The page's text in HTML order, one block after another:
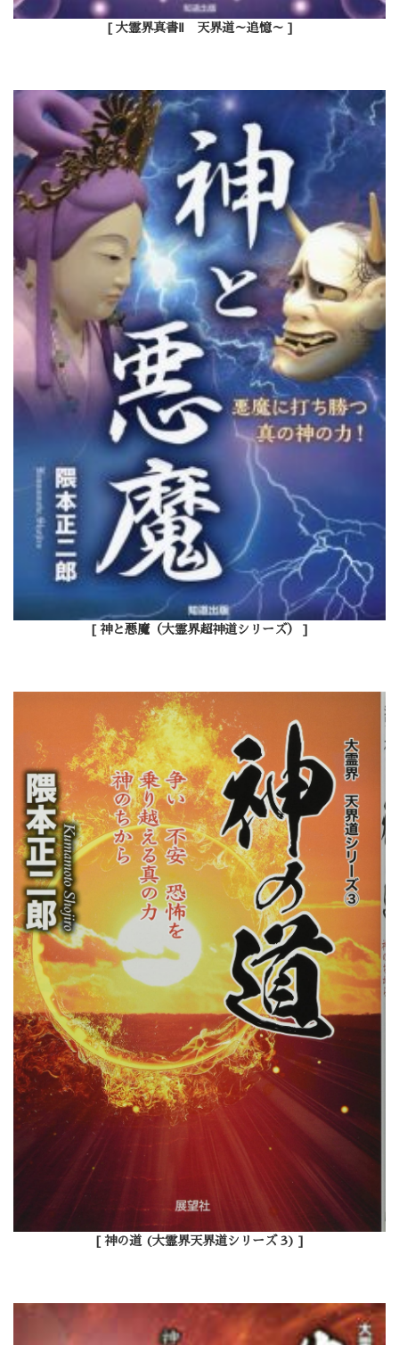
[ 大霊界真書Ⅱ 天界道～追憶～ ]
[ 神と悪魔（大霊界超神道シリーズ） ]
[ 神の道 (大霊界天界道シリーズ 3) ]